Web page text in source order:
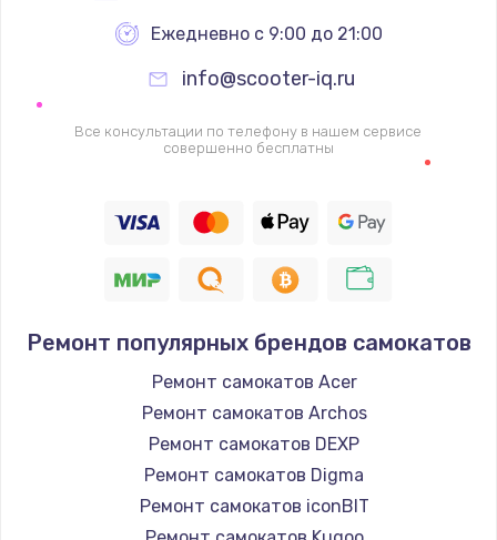
1060 руб.
Заказать
Замена шим-контроллера
Заказать
Замена HDMI
600 руб.
Заказать
Ежедневно с 9:00 до 21:00
info@scooter-iq.ru
Все консультации по телефону в нашем сервисе
совершенно бесплатны
Ремонт популярных брендов самокатов
Ремонт самокатов Acer
Ремонт самокатов Archos
Ремонт самокатов DEXP
Ремонт самокатов Digma
Ремонт самокатов iconBIT